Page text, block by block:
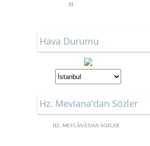
31
Hava Durumu
Hz. Mevlana'dan Sözler
HZ. MEVLÂNÂ'DAN SÖZLER